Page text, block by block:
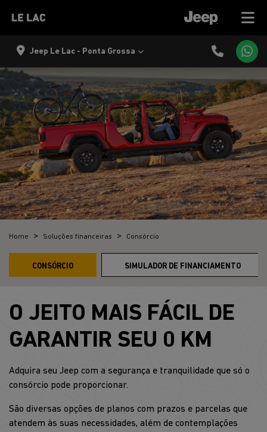
Jeep Le Lac - Ponta Grossa
Home Soluções financeiras Consórcio
SIMULADOR DE FINANCIAMENTO
CONSÓRCIO
O JEITO MAIS FÁCIL DE
GARANTIR SEU 0 KM
Adquira seu Jeep com a segurança e tranquilidade que só o
consórcio pode proporcionar.
São diversas opções de planos com prazos e parcelas que
atendem às suas necessidades, além de contemplações